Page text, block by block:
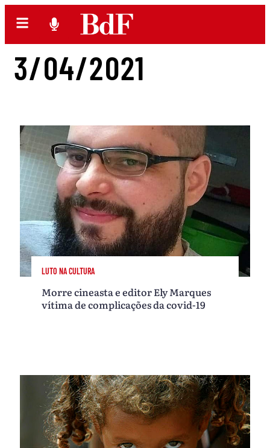
3/04/2021
LUTO NA CULTURA
Morre cineasta e editor Ely Marques
vítima de complicações da covid-19